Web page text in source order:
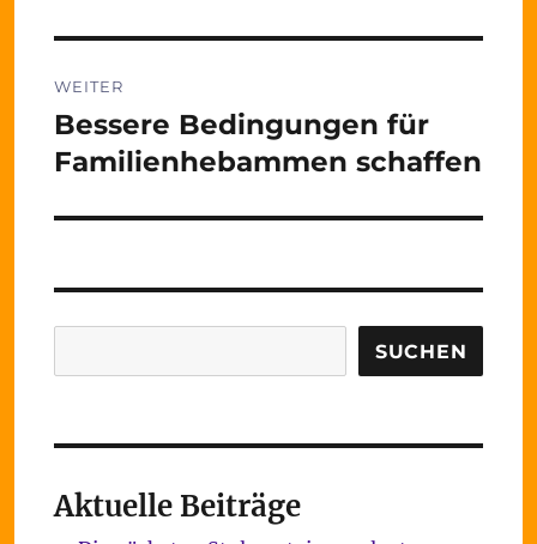
WEITER
Nächster
Beitrag:
Bessere Bedingungen für
Familienhebammen schaffen
SUCHEN
Aktuelle Beiträge